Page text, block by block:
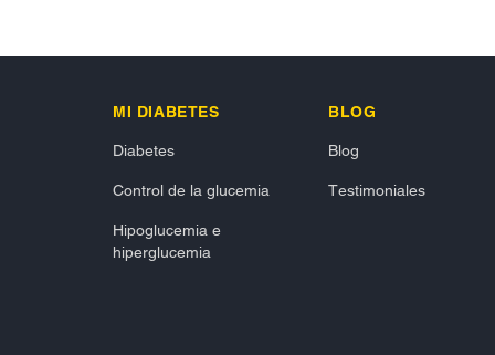
MI DIABETES
Diabetes
Control de la glucemia
Hipoglucemia e
hiperglucemia
BLOG
Blog
Testimoniales